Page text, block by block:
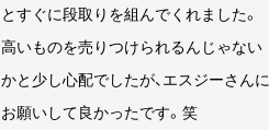
とすぐに段取りを組んでくれました。
高いものを売りつけられるんじゃない
かと少し心配でしたが、エスジーさんに
お願いして良かったです。笑